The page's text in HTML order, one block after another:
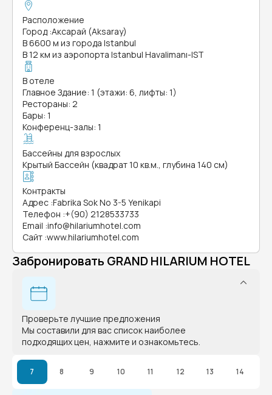
Расположение
Город :Аксарай (Aksaray)
В 6600 м из города Istanbul
В 12 км из аэропорта Istanbul Havalimanı-IST
В отеле
Главное Здание: 1 (этажи: 6, лифты: 1)
Рестораны: 2
Бары: 1
Конференц-залы: 1
Бассейны для взрослых
Крытый Бассейн (квадрат 10 кв.м., глубина 140 см)
Контракты
Адрес :Fabrika Sok No 3-5 Yenikapi
Телефон :+(90) 2128533733
Email :info@hilariumhotel.com
Сайт :www.hilariumhotel.com
Забронировать GRAND HILARIUM HOTEL
Проверьте лучшие предложения
Мы составили для вас список наиболее
подходящих цен, нажмите и ознакомьтесь.
7 8 9 10 11 12 13 14